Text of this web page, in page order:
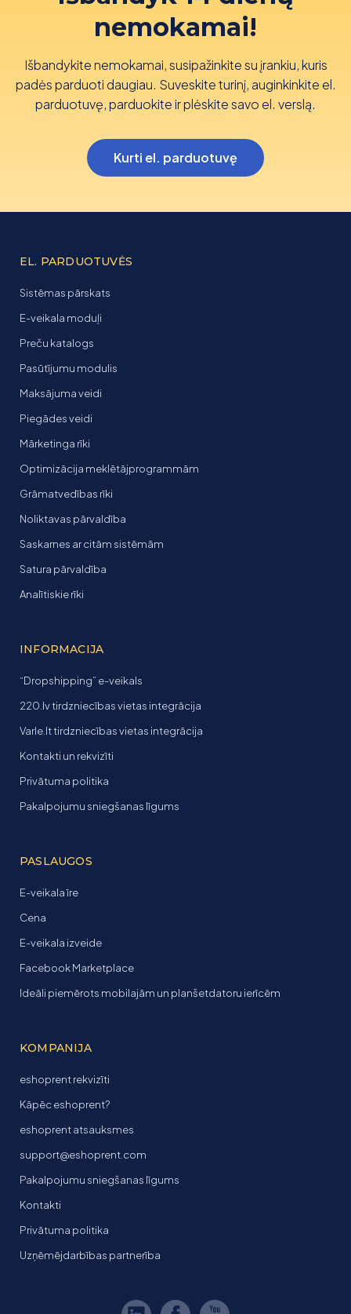
nemokamai!
Išbandykite nemokamai, susipažinkite su įrankiu, kuris
padės parduoti daugiau. Suveskite turinį, auginkinkite el.
parduotuvę, parduokite ir plėskite savo el. verslą.
Kurti el. parduotuvę
EL. PARDUOTUVĖS
Sistēmas pārskats
E-veikala moduļi
Preču katalogs
Pasūtījumu modulis
Maksājuma veidi
Piegādes veidi
Mārketinga rīki
Optimizācija meklētājprogrammām
Grāmatvedības rīki
Noliktavas pārvaldība
Saskarnes ar citām sistēmām
Satura pārvaldība
Analītiskie rīki
INFORMACIJA
“Dropshipping” e-veikals
220.lv tirdzniecības vietas integrācija
Varle.lt tirdzniecības vietas integrācija
Kontakti un rekvizīti
Privātuma politika
Pakalpojumu sniegšanas līgums
PASLAUGOS
E-veikala īre
Cena
E-veikala izveide
Facebook Marketplace
Ideāli piemērots mobilajām un planšetdatoru ierīcēm
KOMPANIJA
eshoprent rekvizīti
Kāpēc eshoprent?
eshoprent atsauksmes
support@eshoprent.com
Pakalpojumu sniegšanas līgums
Kontakti
Privātuma politika
Uzņēmējdarbības partnerība